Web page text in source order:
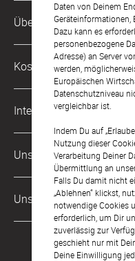
Daten von Deinem
Geräteinformationen,
Dazu kann es
personenbezogene
Adresse) an Server
werden,
Europäischen
Datenschutzniveau
vergleichbar ist.
Indem Du auf
Nutzung dieser
Verarbeitung Deiner
Übermittlung an
Falls Du damit nicht
„Ablehnen“ klickst,
notwendige Cookies
erforderlich, um Dir
zuverlässig zur
geschieht nur mit
Deine Einwilligung
Kundenservice-Hotline
0221 956 725 10
Mo. - Fr. von 9 bis 17
Über Uns
Philosophie
Karriere
Impressum
AGB & Widerrufsrecht
Zahlung & Versand
Datenschutz
LLM's
Kostenlose Services
Musterkarten
Digitale Fotoalben
Digitale Gästelisten
FAQ & Hilfe
International
Österreich
Schweiz
Frankreich
Unsere Zahlungsarten
Unsere Partner